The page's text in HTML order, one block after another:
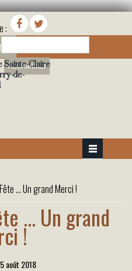
:
Claire
de-
... Un grand Merci !
... Un grand
!
août 2018